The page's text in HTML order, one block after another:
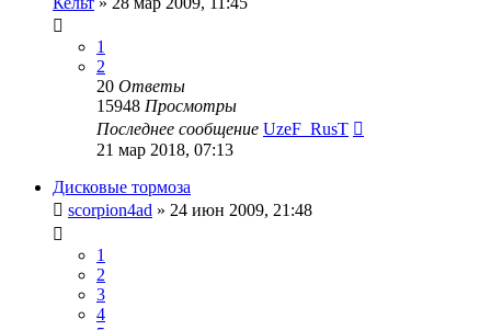
1
2
20 Ответы
15948 Просмотры
Последнее сообщение UzeF_RusT
21 мар 2018, 07:13
Дисковые тормоза
scorpion4ad » 24 июн 2009, 21:48
1
2
3
4